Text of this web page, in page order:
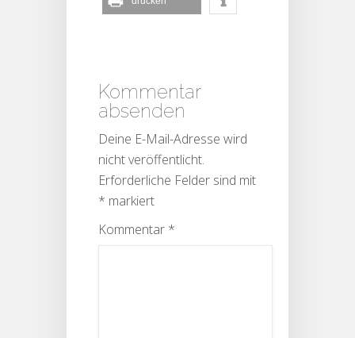
Kommentar
absenden
Deine E-Mail-Adresse wird
nicht veröffentlicht.
Erforderliche Felder sind mit
* markiert
Kommentar *